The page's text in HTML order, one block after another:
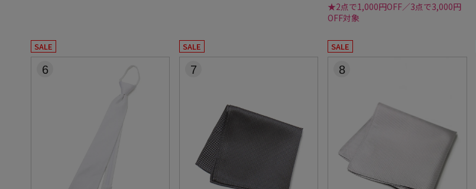
★2点で1,000円OFF／3点で3,000円
OFF対象
SALE
6
SALE
7
SALE
8